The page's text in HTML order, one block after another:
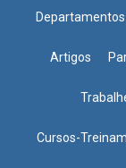
Departamentos
Artigos
Cursos-